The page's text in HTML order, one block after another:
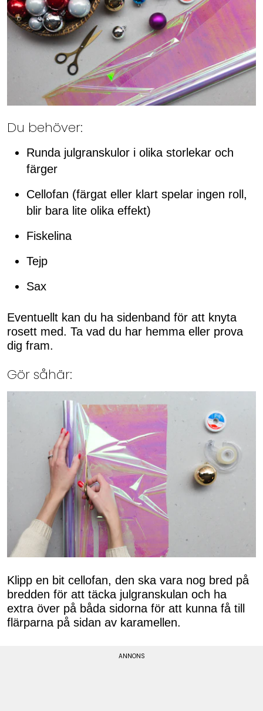
Du behöver:
Runda julgranskulor i olika storlekar och
färger
Cellofan (färgat eller klart spelar ingen roll,
blir bara lite olika effekt)
Fiskelina
Tejp
Sax
Eventuellt kan du ha sidenband för att knyta
rosett med. Ta vad du har hemma eller prova
dig fram.
Gör såhär:
Klipp en bit cellofan, den ska vara nog bred på
bredden för att täcka julgranskulan och ha
extra över på båda sidorna för att kunna få till
flärparna på sidan av karamellen.